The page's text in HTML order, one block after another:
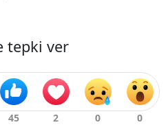
tepki ver